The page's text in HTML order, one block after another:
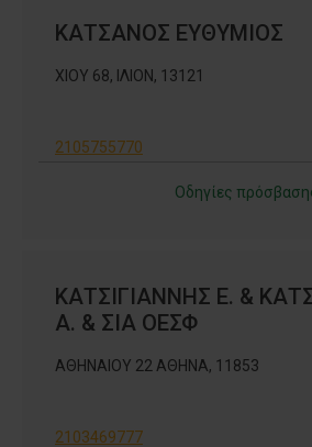
ΚΑΤΣΑΝΟΣ ΕΥΘΥΜΙΟΣ
ΧΙΟΥ 68, ΙΛΙΟΝ, 13121
2105755770
Οδηγίες
ΚΑΤΣΙΓΙΑΝΝΗΣ Ε. &
Α. & ΣΙΑ ΟΕΣΦ
ΑΘΗΝΑΙΟΥ 22 ΑΘΗΝΑ, 11853
2103469777